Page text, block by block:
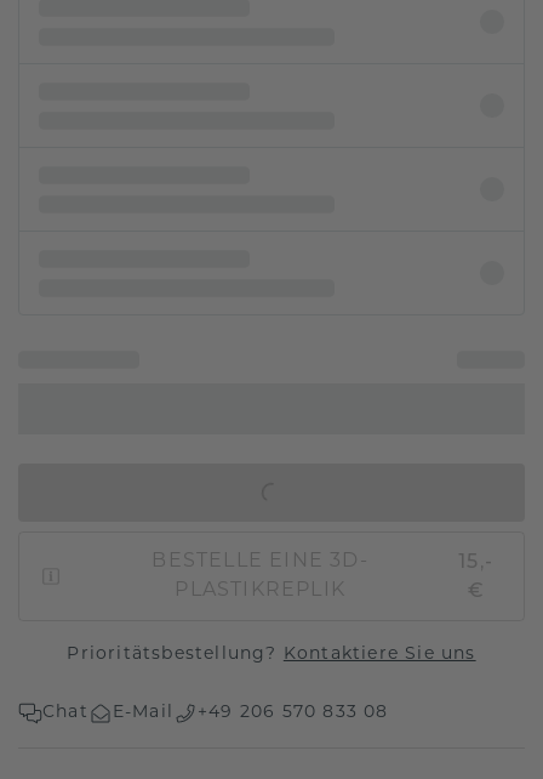
BESTELLE EINE 3D-
PLASTIKREPLIK
15,-
€
Prioritätsbestellung? Kontaktiere Sie uns
Chat E-Mail +49 206 570 833 08